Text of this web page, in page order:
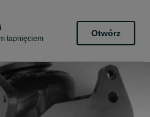
tapnięciem
Otwórz